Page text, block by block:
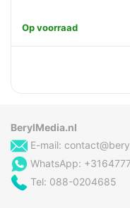
Op voorraad
BerylMedia.nl
E-mail:
WhatsApp:
Tel: 088-0204685